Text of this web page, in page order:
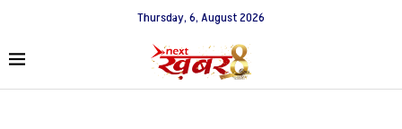
Thursday, 6, August 2026